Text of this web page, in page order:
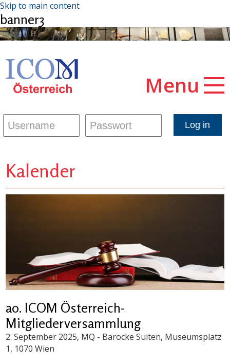
Skip to main content
banner3
Menu
Kalender
ao. ICOM Österreich-
Mitgliederversammlung
2. September 2025, MQ - Barocke Suiten, Museumsplatz
1, 1070 Wien